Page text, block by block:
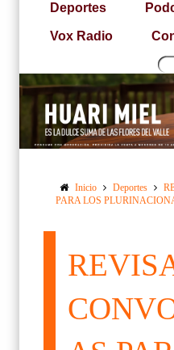
Deportes
Vox Radio
Inicio Deportes
PARA LOS